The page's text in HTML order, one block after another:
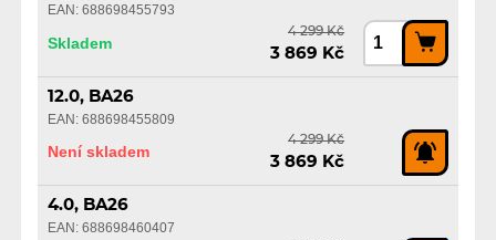
EAN: 688698455793
Skladem
4 299 Kč
3 869 Kč
12.0, BA26
EAN: 688698455809
Není skladem
4 299 Kč
3 869 Kč
4.0, BA26
EAN: 688698460407